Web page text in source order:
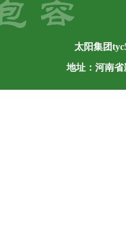
太阳集团
地址：河南省